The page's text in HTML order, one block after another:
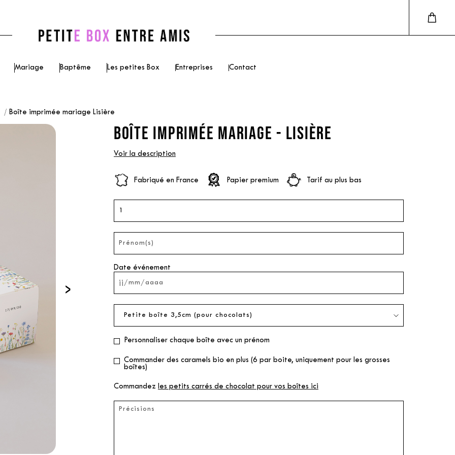
Mariage Baptême Les petites Box Entreprises Contact
Boîte imprimée mariage Lisière
›
BOÎTE IMPRIMÉE MARIAGE - LISIÈRE
Voir la description
Fabriqué en France Papier premium Tarif au plus bas
Date événement
Personnaliser chaque boîte avec un prénom
Commander des caramels bio en plus (6 par boite, uniquement pour les grosses
boîtes)
Commandez les petits carrés de chocolat pour vos boîtes ici